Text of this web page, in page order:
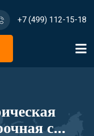
+7 (499) 112-15-18
с